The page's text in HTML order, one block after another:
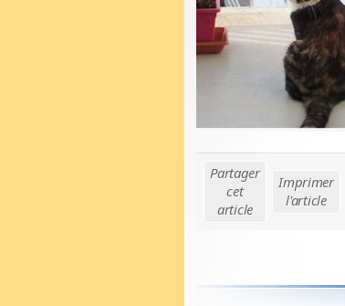
Partager
cet
article
Imprimer
l'article